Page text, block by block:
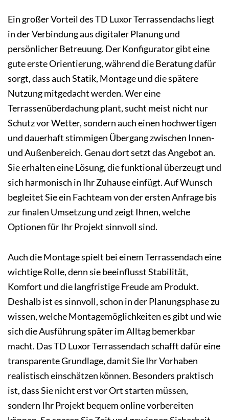
Ein großer Vorteil des TD Luxor Terrassendachs liegt
in der Verbindung aus digitaler Planung und
persönlicher Betreuung. Der Konfigurator gibt eine
gute erste Orientierung, während die Beratung dafür
sorgt, dass auch Statik, Montage und die spätere
Nutzung mitgedacht werden. Wer eine
Terrassenüberdachung plant, sucht meist nicht nur
Schutz vor Wetter, sondern auch einen hochwertigen
und dauerhaft stimmigen Übergang zwischen Innen-
und Außenbereich. Genau dort setzt das Angebot an.
Sie erhalten eine Lösung, die funktional überzeugt und
sich harmonisch in Ihr Zuhause einfügt. Auf Wunsch
begleitet Sie ein Fachteam von der ersten Anfrage bis
zur finalen Umsetzung und zeigt Ihnen, welche
Optionen für Ihr Projekt sinnvoll sind.
Auch die Montage spielt bei einem Terrassendach eine
wichtige Rolle, denn sie beeinflusst Stabilität,
Komfort und die langfristige Freude am Produkt.
Deshalb ist es sinnvoll, schon in der Planungsphase zu
wissen, welche Montagemöglichkeiten es gibt und wie
sich die Ausführung später im Alltag bemerkbar
macht. Das TD Luxor Terrassendach schafft dafür eine
transparente Grundlage, damit Sie Ihr Vorhaben
realistisch einschätzen können. Besonders praktisch
ist, dass Sie nicht erst vor Ort starten müssen,
sondern Ihr Projekt bequem online vorbereiten